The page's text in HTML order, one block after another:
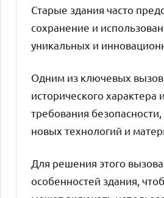
Старые здания часто
сохранение и
уникальных и
Одним из ключевых
исторического
требования
новых технологий и
Для решения этого
особенностей здания,